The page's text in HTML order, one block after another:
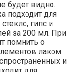
будет видно.
подходит для
гипс и
за 200 мл. При
помнить о
лаком.
и
для